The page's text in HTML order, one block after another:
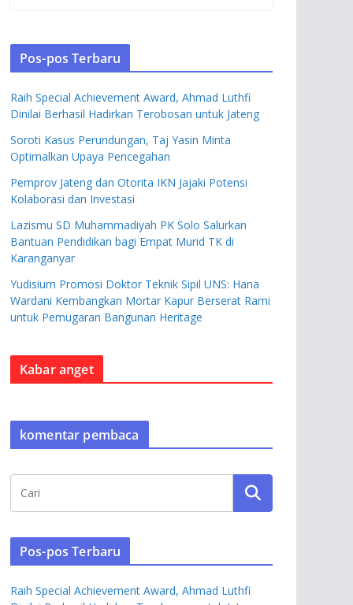
Pos-pos Terbaru
Raih Special Achievement Award, Ahmad Luthfi
Dinilai Berhasil Hadirkan Terobosan untuk Jateng
Soroti Kasus Perundungan, Taj Yasin Minta
Optimalkan Upaya Pencegahan
Pemprov Jateng dan Otorita IKN Jajaki Potensi
Kolaborasi dan Investasi
Lazismu SD Muhammadiyah PK Solo Salurkan
Bantuan Pendidikan bagi Empat Murid TK di
Karanganyar
Yudisium Promosi Doktor Teknik Sipil UNS: Hana
Wardani Kembangkan Mortar Kapur Berserat Rami
untuk Pemugaran Bangunan Heritage
Kabar anget
komentar pembaca
Pos-pos Terbaru
Raih Special Achievement Award, Ahmad Luthfi